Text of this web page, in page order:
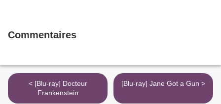
Commentaires
< [Blu-ray] Docteur
Frankenstein
[Blu-ray] Jane Got a Gun >